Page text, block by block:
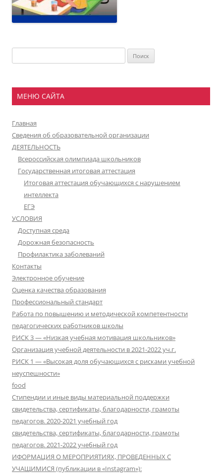
МЕНЮ САЙТА
Главная
Сведения об образовательной организации
ДЕЯТЕЛЬНОСТЬ
Всероссийская олимпиада школьников
Государственная итоговая аттестация
Итоговая аттестация обучающихся с нарушением
интеллекта
ЕГЭ
УСЛОВИЯ
Доступная среда
Дорожная безопасность
Профилактика заболеваний
Контакты
Электронное обучение
Оценка качества образования
Профессиональный стандарт
Работа по повышению и методической компетентности
педагогических работников школы
РИСК 3 — «Низкая учебная мотивация школьников»
Организация учебной деятельности в 2021-2022 уч.г.
РИСК 1 — «Высокая доля обучающихся с рисками учебной
неуспешности»
food
Стипендии и иные виды материальной поддержки
свидетельства, сертификаты, благодарности, грамоты
педагогов. 2020-2021 учебный год
свидетельства, сертификаты, благодарности, грамоты
педагогов. 2021-2022 учебный год
ИФОРМАЦИЯ О МЕРОПРИЯТИЯХ, ПРОВЕДЕННЫХ С
УЧАЩИМИСЯ (публикации в «Instagram»):